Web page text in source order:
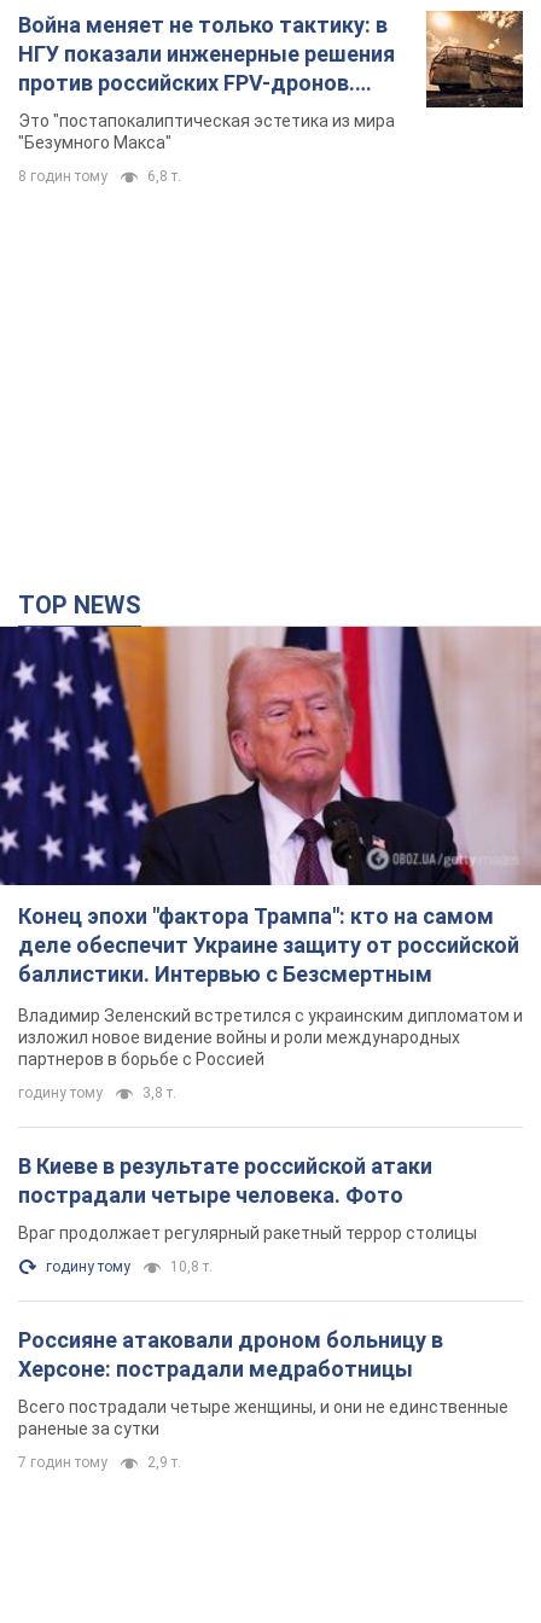
Конец эпохи "фактора Трампа": кто на самом
деле обеспечит Украине защиту от российской
баллистики. Интервью с Безсмертным
Владимир Зеленский встретился с украинским дипломатом и
изложил новое видение войны и роли международных
партнеров в борьбе с Россией
годину тому
В Киеве в результате российской атаки
пострадали четыре человека. Фото
Враг продолжает регулярный ракетный террор столицы
годину тому 10,8 т.
Россияне атаковали дроном больницу в
Херсоне: пострадали медработницы
Всего пострадали четыре женщины, и они не единственные
раненые за сутки
7 годин тому